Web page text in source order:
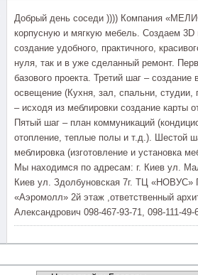
Добрый день соседи )))) Компания
корпусную и мягкую мебель. Создаем
создание удобного, практичного,
нуля, так и в уже сделанный ремонт.
базового проекта. Третий шаг –
освещение (Кухня, зал, спальни,
– исходя из меблировки создание карты
Пятый шаг – план коммуникаций
отопление, теплые полы и т.д.). Шестой
меблировка (изготовление и установка
Мы находимся по адресам: г. Киев ул.
Киев ул. Здолбуновская 7г. ТЦ
«Аэромолл» 2й этаж ,ответственный
Александрович 098-467-93-71, 098-111-49-